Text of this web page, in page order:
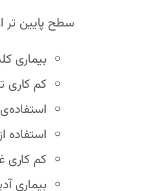
سطح پایین تر
بیماری
کم کاری
استفاده
کم کاری
بیماری